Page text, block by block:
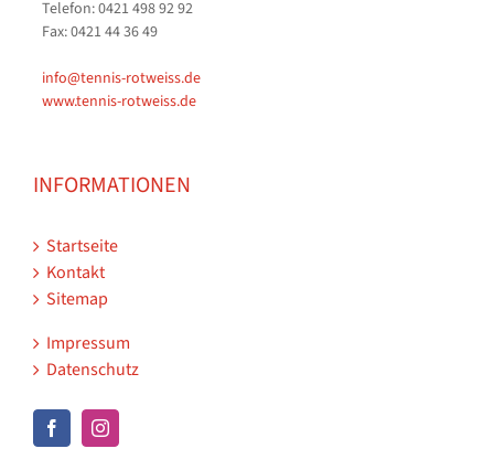
Telefon: 0421 498 92 92
Fax: 0421 44 36 49
info@tennis-rotweiss.de
www.tennis-rotweiss.de
INFORMATIONEN
Startseite
Kontakt
Sitemap
Impressum
Datenschutz